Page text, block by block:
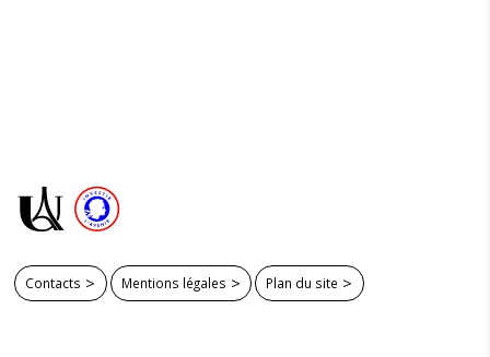
Contacts Mentions légales Plan du site